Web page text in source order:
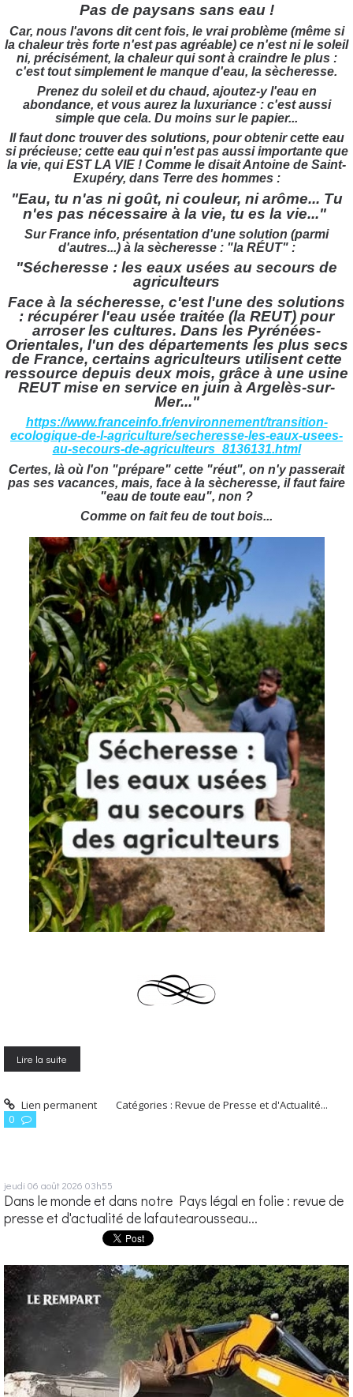
Pas de paysans sans eau !
Car, nous l'avons dit cent fois, le vrai problème (même si
la chaleur très forte n'est pas agréable) ce n'est ni le soleil
ni, précisément, la chaleur qui sont à craindre le plus :
c'est tout simplement le manque d'eau, la sècheresse.
Prenez du soleil et du chaud, ajoutez-y l'eau en
abondance, et vous aurez la luxuriance : c'est aussi
simple que cela. Du moins sur le papier...
Il faut donc trouver des solutions, pour obtenir cette eau
si précieuse; cette eau qui n'est pas aussi importante que
la vie, qui EST LA VIE ! Comme le disait Antoine de Saint-
Exupéry, dans Terre des hommes :
"Eau, tu n'as ni goût, ni couleur, ni arôme... Tu
n'es pas nécessaire à la vie, tu es la vie..."
Sur France info, présentation d'une solution (parmi
d'autres...) à la sècheresse : "la RÉUT" :
"Sécheresse : les eaux usées au secours de
agriculteurs
Face à la sécheresse, c'est l'une des solutions
: récupérer l'eau usée traitée (la REUT) pour
arroser les cultures. Dans les Pyrénées-
Orientales, l'un des départements les plus secs
de France, certains agriculteurs utilisent cette
ressource depuis deux mois, grâce à une usine
REUT mise en service en juin à Argelès-sur-
Mer..."
https://www.franceinfo.fr/environnement/transition-
ecologique-de-l-agriculture/secheresse-les-eaux-usees-
au-secours-de-agriculteurs_8136131.html
Certes, là où l'on "prépare" cette "réut", on n'y passerait
pas ses vacances, mais, face à la sècheresse, il faut faire
"eau de toute eau", non ?
Comme on fait feu de tout bois...
Lire la suite
Lien permanent Catégories :Revue de Presse et d'Actualité...
0
jeudi 06 août 2026 03h55
Dans le monde et dans notre Pays légal en folie : revue de
presse et d'actualité de lafautearousseau...